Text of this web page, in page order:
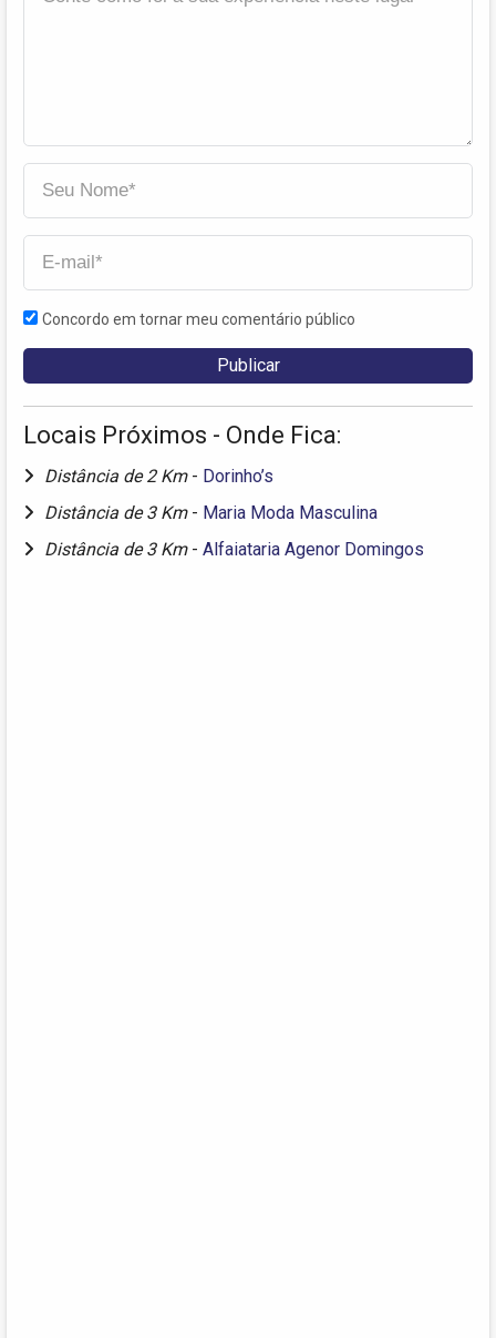
Concordo em tornar meu comentário público
Locais Próximos - Onde Fica:
Distância de 2 Km - Dorinho’s
Distância de 3 Km - Maria Moda Masculina
Distância de 3 Km - Alfaiataria Agenor Domingos